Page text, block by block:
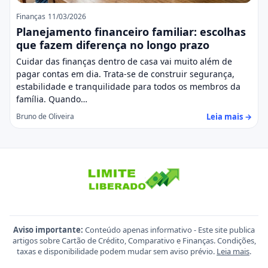
Finanças 11/03/2026
Planejamento financeiro familiar: escolhas
que fazem diferença no longo prazo
Cuidar das finanças dentro de casa vai muito além de
pagar contas em dia. Trata-se de construir segurança,
estabilidade e tranquilidade para todos os membros da
família. Quando…
Bruno de Oliveira Leia mais →
Aviso importante: Conteúdo apenas informativo - Este site publica
artigos sobre Cartão de Crédito, Comparativo e Finanças. Condições,
taxas e disponibilidade podem mudar sem aviso prévio. Leia mais.